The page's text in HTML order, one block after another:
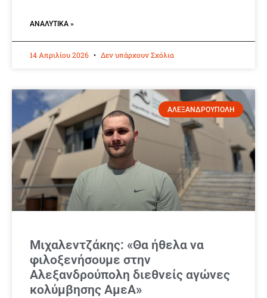
ΑΝΑΛΥΤΙΚΆ »
14 Απριλίου 2026 Δεν υπάρχουν Σχόλια
ΑΛΕΞΑΝΔΡΟΥΠΟΛΗ
Μιχαλεντζάκης: «Θα ήθελα να
φιλοξενήσουμε στην
Αλεξανδρούπολη διεθνείς αγώνες
κολύμβησης ΑμεΑ»